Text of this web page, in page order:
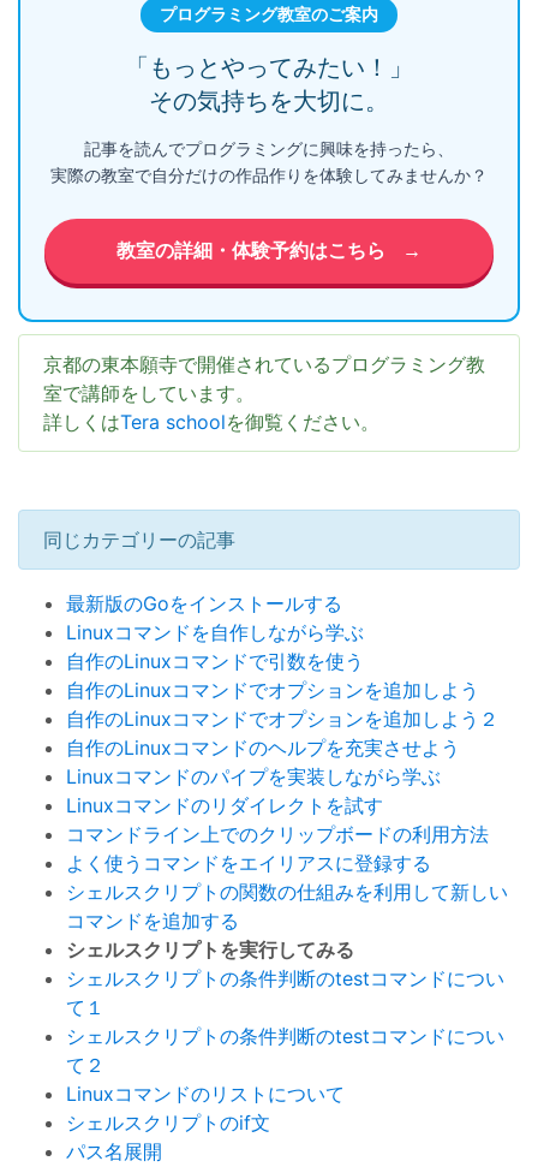
プログラミング教室のご案内
「もっとやってみたい！」
その気持ちを大切に。
記事を読んでプログラミングに興味を持ったら、
実際の教室で自分だけの作品作りを体験してみませんか？
教室の詳細・体験予約はこちら →
京都の東本願寺で開催されているプログラミング教
室で講師をしています。
詳しくはTera schoolを御覧ください。
同じカテゴリーの記事
最新版のGoをインストールする
Linuxコマンドを自作しながら学ぶ
自作のLinuxコマンドで引数を使う
自作のLinuxコマンドでオプションを追加しよう
自作のLinuxコマンドでオプションを追加しよう２
自作のLinuxコマンドのヘルプを充実させよう
Linuxコマンドのパイプを実装しながら学ぶ
Linuxコマンドのリダイレクトを試す
コマンドライン上でのクリップボードの利用方法
よく使うコマンドをエイリアスに登録する
シェルスクリプトの関数の仕組みを利用して新しい
コマンドを追加する
シェルスクリプトを実行してみる
シェルスクリプトの条件判断のtestコマンドについ
て１
シェルスクリプトの条件判断のtestコマンドについ
て２
Linuxコマンドのリストについて
シェルスクリプトのif文
パス名展開